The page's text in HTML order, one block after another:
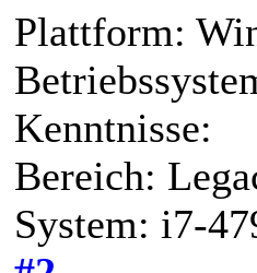
Plattform:
Kenntnisse:
Bereich:
System: i7-